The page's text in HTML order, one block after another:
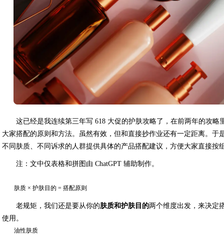
这已经是我连续第三年写 618 大促的护肤攻略了，在前两年的攻
大家搭配的原则和方法。虽然有效，但和直接抄作业还有一定距离。于
不同肤质、不同诉求的人群提供具体的产品搭配建议，方便大家直接按
注：文中仅表格和拼图由 ChatGPT 辅助制作。
肤质 × 护肤目的 = 搭配原则
老规矩，我们还是要从你的肤质和护肤目的两个维度出发，来决定
使用。
油性肤质